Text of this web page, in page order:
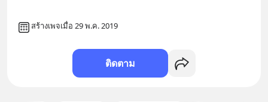
สร้างเพจเมื่อ 29 พ.ค. 2019
ติดตาม